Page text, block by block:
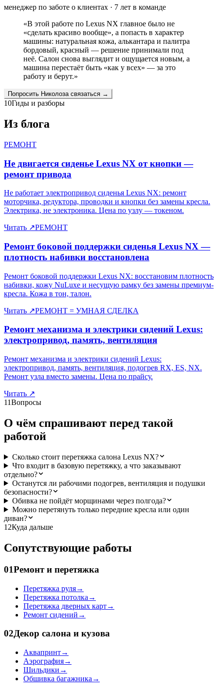
менеджер по заботе о клиентах · 7 лет в команде
«В этой работе по Lexus NX главное было не
«сделать красиво вообще», а попасть в характер
машины: натуральная кожа, алькантара и палитра
бордовый, красный — решение принимали под
неё. Салон снова выглядит и ощущается новым, а
машина перестаёт быть «как у всех» — за это
работу и берут.»
Попросить Николозасвязаться →
10Гиды и разборы
Из блога
РЕМОНТ
Не двигается сиденье Lexus NX от кнопки —
ремонт привода
Не работает электропривод сиденья Lexus NX: ремонт
моторчика, редуктора, проводки и кнопки без замены кресла.
Электрика, не электроника. Цена по узлу — токеном.
Читать ↗РЕМОНТ
Ремонт боковой поддержки сиденья Lexus NX —
плотность набивки восстановлена
Ремонт боковой поддержки Lexus NX: восстановим плотность
набивки, кожу NuLuxe и несущую рамку без замены премиум-
кресла. Кожа в тон, талон.
Читать ↗РЕМОНТ = УМНАЯ СДЕЛКА
Ремонт механизма и электрики сидений Lexus:
электропривод, память, вентиляция
Ремонт механизма и электрики сидений Lexus:
электропривод, память, вентиляция, подогрев RX, ES, NX.
Ремонт узла вместо замены. Цена по прайсу.
Читать ↗
11Вопросы
О чём спрашивают перед такой
работой
Сколько стоит перетяжка салона Lexus NX?
Что входит в базовую перетяжку, а что заказывают
отдельно?
Останутся ли рабочими подогрев, вентиляция и подушки
безопасности?
Обивка не пойдёт морщинами через полгода?
Можно перетянуть только передние кресла или один
диван?
12Куда дальше
Сопутствующие работы
01Ремонт и перетяжка
Перетяжка руля→
Перетяжка потолка →
Перетяжка дверных карт→
Ремонт сидений →
02Декор салона и кузова
Аквапринт→
Аэрография→
Шильдики →
Обшивка багажника →